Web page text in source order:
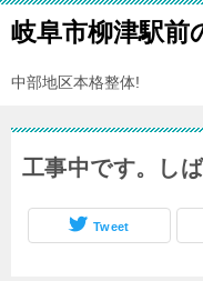
岐阜市柳津駅前
中部地区本格整体!
工事中です。し
Tweet